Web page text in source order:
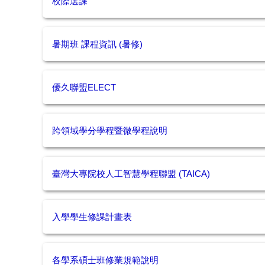
暑期班 課程資訊 (暑修)
優久聯盟ELECT
跨領域學分學程暨微學程說明
臺灣大專院校人工智慧學程聯盟 (TAICA)
入學學生修課計畫表
各學系碩士班修業規範說明